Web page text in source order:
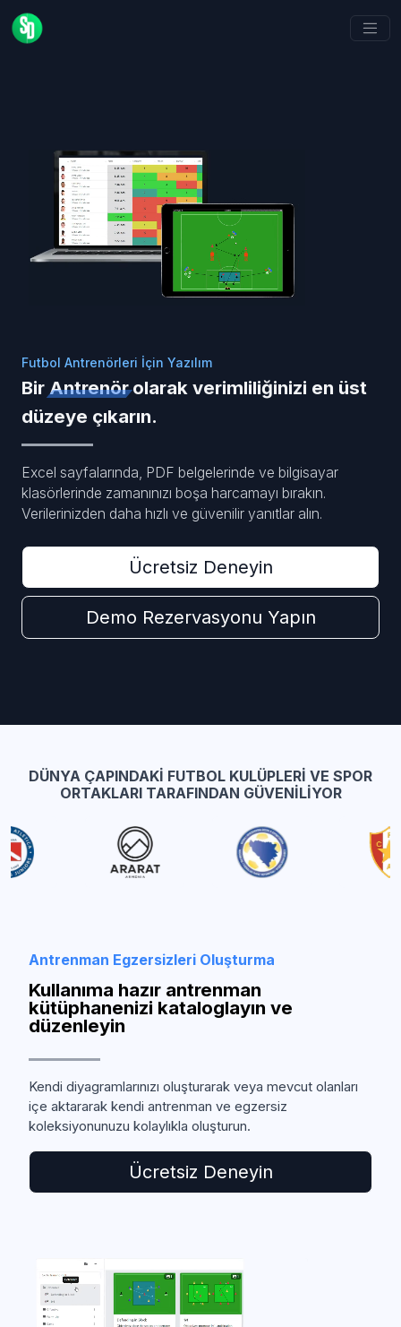
Futbol Antrenörleri İçin Yazılım
Bir Antrenör olarak verimliliğinizi en üst
düzeye çıkarın.
Excel sayfalarında, PDF belgelerinde ve bilgisayar
klasörlerinde zamanınızı boşa harcamayı bırakın.
Verilerinizden daha hızlı ve güvenilir yanıtlar alın.
Ücretsiz Deneyin
Demo Rezervasyonu Yapın
DÜNYA ÇAPINDAKI FUTBOL KULÜPLERI VE SPOR
ORTAKLARI TARAFINDAN GÜVENILIYOR
Antrenman Egzersizleri Oluşturma
Kullanıma hazır antrenman
kütüphanenizi kataloglayın ve
düzenleyin
Kendi diyagramlarınızı oluşturarak veya mevcut olanları
içe aktararak kendi antrenman ve egzersiz
koleksiyonunuzu kolaylıkla oluşturun.
Ücretsiz Deneyin